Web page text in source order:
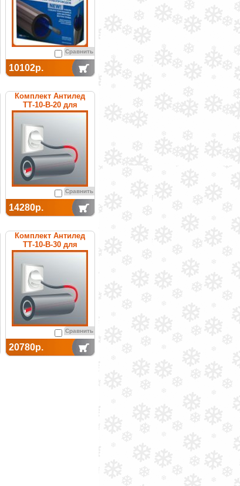
Сравнить
10102р.
Комплект Антилед
ТТ-10-В-20 для
обогрева труб
Сравнить
14280р.
Комплект Антилед
ТТ-10-В-30 для
обогрева труб
Сравнить
20780р.